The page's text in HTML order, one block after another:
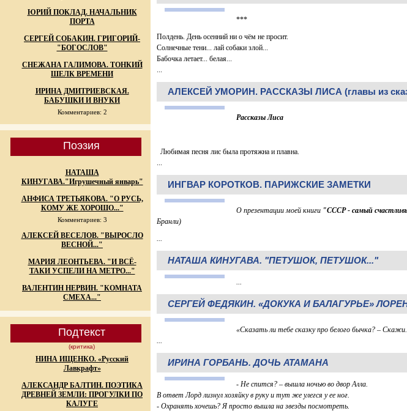
ЮРИЙ ПОКЛАД. НАЧАЛЬНИК
ПОРТА
СЕРГЕЙ СОБАКИН. ГРИГОРИЙ-
"БОГОСЛОВ"
СНЕЖАНА ГАЛИМОВА. ТОНКИЙ
ШЕЛК ВРЕМЕНИ
ИРИНА ДМИТРИЕВСКАЯ.
БАБУШКИ И ВНУКИ
Комментариев: 2
Поэзия
НАТАША
КИНУГАВА."Игрушечный январь"
АНФИСА ТРЕТЬЯКОВА. "О РУСЬ,
КОМУ ЖЕ ХОРОШО..."
Комментариев: 3
АЛЕКСЕЙ ВЕСЕЛОВ. "ВЫРОСЛО
ВЕСНОЙ..."
МАРИЯ ЛЕОНТЬЕВА. "И ВСЁ-
ТАКИ УСПЕЛИ НА МЕТРО..."
ВАЛЕНТИН НЕРВИН. "КОМНАТА
СМЕХА..."
Подтекст
(критика)
НИНА ИЩЕНКО. «Русский
Лавкрафт»
АЛЕКСАНДР БАЛТИН. ПОЭТИКА
ДРЕВНЕЙ ЗЕМЛИ: ПРОГУЛКИ ПО
КАЛУГЕ
***
Полдень. День осенний ни о чём не просит.
Солнечные тени... лай собаки злой...
Бабочка летает... белая...
...
АЛЕКСЕЙ УМОРИН. РАССКАЗЫ ЛИСА (главы из
Рассказы Лиса
Любимая песня лис была протяжна и плавна.
...
ИНГВАР КОРОТКОВ. ПАРИЖСКИЕ ЗАМЕТКИ
О презентации моей книги "СССР - самый
Бранли)
...
НАТАША КИНУГАВА. "ПЕТУШОК, ПЕТУШОК..."
...
СЕРГЕЙ ФЕДЯКИН. «ДОКУКА И БАЛАГУРЬЕ»
«Сказать ли тебе сказку про белого бычка? –
...
ИРИНА ГОРБАНЬ. ДОЧЬ АТАМАНА
- Не спится? – вышла ночью во двор Алла.
В ответ Лорд лизнул хозяйку в руку и тут же улегся у ее ног.
- Охранять хочешь? Я просто вышла на звезды посмотреть.